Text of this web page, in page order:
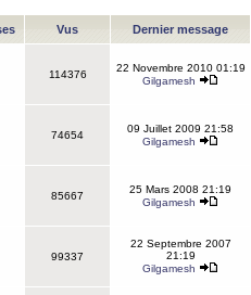
Vus Dernier message
114376
22 Novembre 2010 01:19
Gilgamesh
74654
09 Juillet 2009 21:58
Gilgamesh
85667
25 Mars 2008 21:19
Gilgamesh
99337
22 Septembre 2007
21:19
Gilgamesh